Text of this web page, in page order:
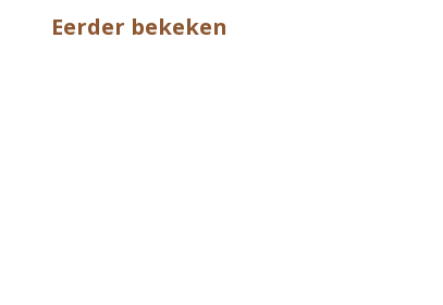
Eerder bekeken